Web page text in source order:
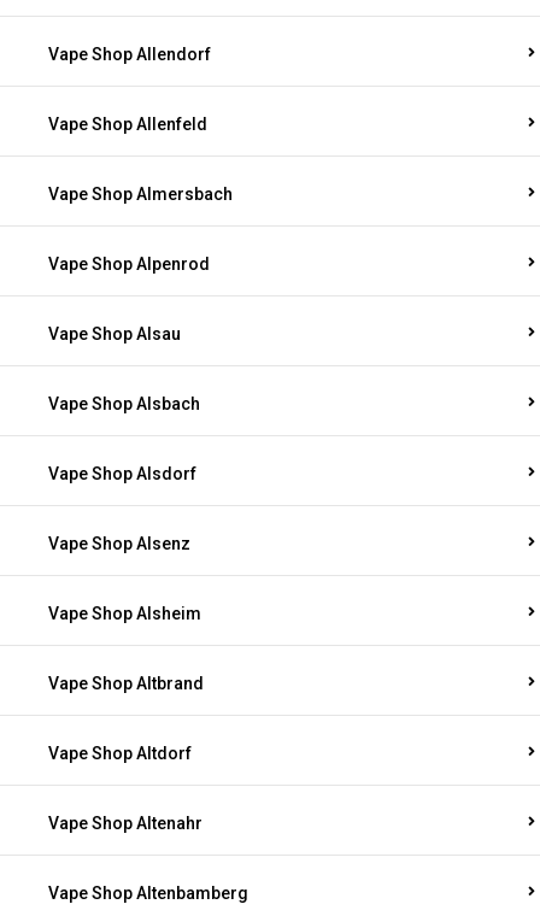
Vape Shop Allendorf
Vape Shop Allenfeld
Vape Shop Almersbach
Vape Shop Alpenrod
Vape Shop Alsau
Vape Shop Alsbach
Vape Shop Alsdorf
Vape Shop Alsenz
Vape Shop Alsheim
Vape Shop Altbrand
Vape Shop Altdorf
Vape Shop Altenahr
Vape Shop Altenbamberg